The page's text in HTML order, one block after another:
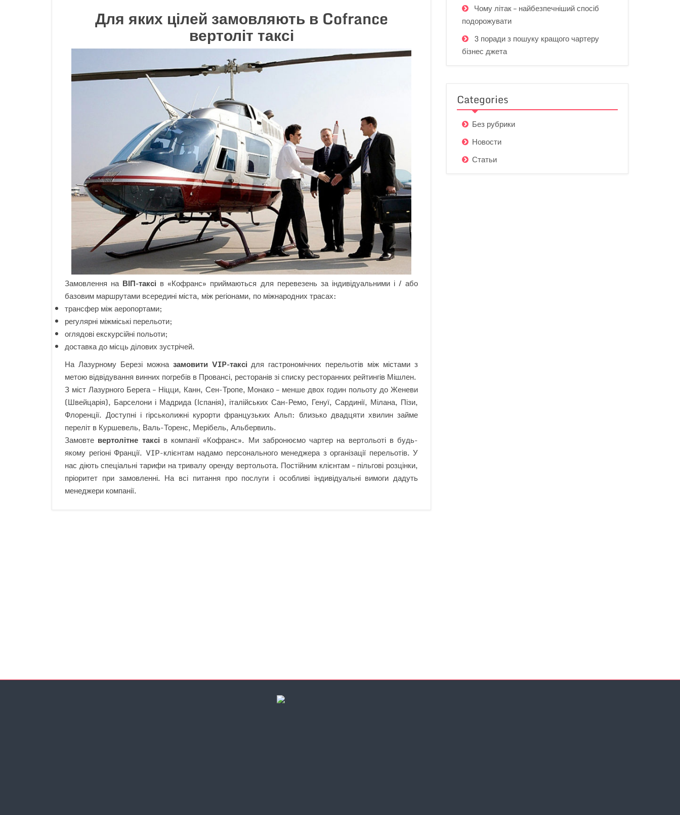
Для яких цілей замовляють в Cofrance
вертоліт таксі
Замовлення на ВІП-таксі в «Кофранс» приймаються для перевезень за індивідуальними і / або
базовим маршрутами всередині міста, між регіонами, по міжнародних трасах:
трансфер між аеропортами;
регулярні міжміські перельоти;
оглядові екскурсійні польоти;
доставка до місць ділових зустрічей.
На Лазурному Березі можна замовити VIP-таксі для гастрономічних перельотів між містами з
метою відвідування винних погребів в Провансі, ресторанів зі списку ресторанних рейтингів Мішлен.
З міст Лазурного Берега – Ніцци, Канн, Сен-Тропе, Монако – менше двох годин польоту до Женеви
(Швейцарія), Барселони і Мадрида (Іспанія), італійських Сан-Ремо, Генуї, Сардинії, Мілана, Пізи,
Флоренції. Доступні і гірськолижні курорти французьких Альп: близько двадцяти хвилин займе
переліт в Куршевель, Валь-Торенс, Мерібель, Альбервиль.
Замовте вертолітне таксі в компанії «Кофранс». Ми забронюємо чартер на вертольоті в будь-
якому регіоні Франції. VIP-клієнтам надамо персонального менеджера з організації перельотів. У
нас діють спеціальні тарифи на тривалу оренду вертольота. Постійним клієнтам – пільгові розцінки,
пріоритет при замовленні. На всі питання про послуги і особливі індивідуальні вимоги дадуть
менеджери компанії.
Чому літак – найбезпечніший спосіб
подорожувати
3 поради з пошуку кращого чартеру
бізнес джета
Categories
Без рубрики
Новости
Статьи